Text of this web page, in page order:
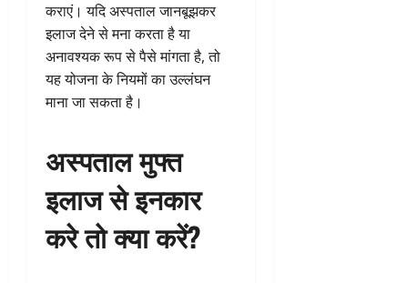
कराएं। यदि अस्पताल जानबूझकर
इलाज देने से मना करता है या
अनावश्यक रूप से पैसे मांगता है, तो
यह योजना के नियमों का उल्लंघन
माना जा सकता है।
अस्पताल मुफ्त
इलाज से इनकार
करे तो क्या करें?